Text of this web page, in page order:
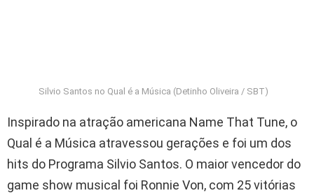
Silvio Santos no Qual é a Música (Detinho Oliveira / SBT)
Inspirado na atração americana Name That Tune, o
Qual é a Música atravessou gerações e foi um dos
hits do Programa Silvio Santos. O maior vencedor do
game show musical foi Ronnie Von, com 25 vitórias